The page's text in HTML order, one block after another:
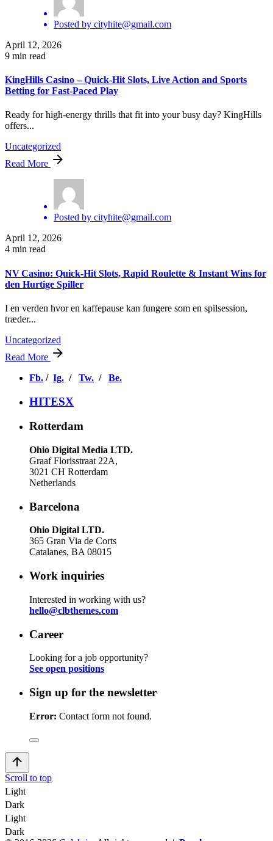
Posted by cityhite@gmail.com
April 12, 2026
9 min read
KingHills Casino – Quick‑Hit Slots, Live Action and Sports
Betting for Fast‑Paced Play
Ready for high‑energy thrills that fit into your busy day? KingHills
offers...
Uncategorized
Read More
Posted by cityhite@gmail.com
April 12, 2026
4 min read
NV Casino: Quick‑Hit Slots, Rapid Roulette & Instant Wins for
den Hurtige Spiller
I en verden hvor en kaffepause kan fungere som en spilsession,
træder...
Uncategorized
Read More
Fb. / Ig. / Tw. / Be.
HITESX
Rotterdam
Ohio Digital Media LTD.
Graaf Florisstraat 22A,
3021 CH Rotterdam
Netherlands
Barcelona
Ohio Digital LTD.
365 Gran Via de Corts
Catalanes, BA 08015
Work inquiries
Interested in working with us?
hello@clbthemes.com
Career
Looking for a job opportunity?
See open positions
Sign up for the newsletter
Error: Contact form not found.
Scroll to top
Light
Dark
Light
Dark